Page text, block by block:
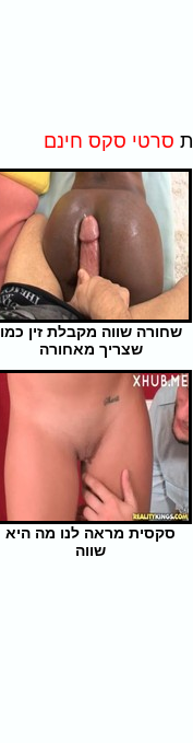
סרטי סקס חינם
שחורה שווה מקבלת זין כמו
שצריך מאחורה
סקסית מראה לנו מה היא
שווה